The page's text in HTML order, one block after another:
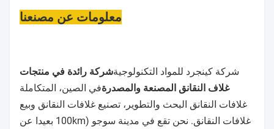
معلومات عن مصنعنا
شركة كينجرد للمواد التكنولوجيةشركة رائدة في منتجات
غلاف النقانق المصنعة والمصدرةفي الصين، المتكاملة
غلافات النقانق البحث والتطوير، تصنيع غلافات النقانق وبيع
غلافات النقانق. نحن تقع في مدينة سوجو (100km بعيدا عن